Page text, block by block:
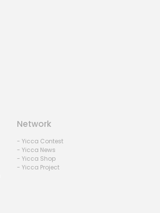
Network
- Yicca Contest
- Yicca News
- Yicca Shop
- Yicca Project